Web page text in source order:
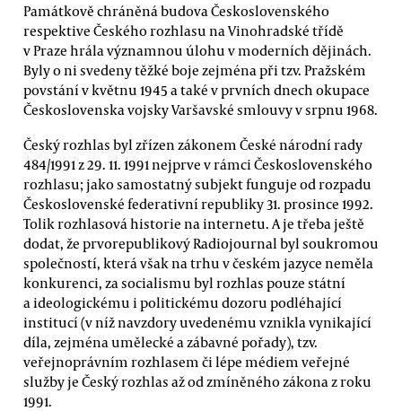
Památkově chráněná budova Československého
respektive Českého rozhlasu na Vinohradské třídě
v Praze hrála významnou úlohu v moderních dějinách.
Byly o ni svedeny těžké boje zejména při tzv. Pražském
povstání v květnu 1945 a také v prvních dnech okupace
Československa vojsky Varšavské smlouvy v srpnu 1968.
Český rozhlas byl zřízen zákonem České národní rady
484/1991 z 29. 11. 1991 nejprve v rámci Československého
rozhlasu; jako samostatný subjekt funguje od rozpadu
Československé federativní republiky 31. prosince 1992.
Tolik rozhlasová historie na internetu. A je třeba ještě
dodat, že prvorepublikový Radiojournal byl soukromou
společností, která však na trhu v českém jazyce neměla
konkurenci, za socialismu byl rozhlas pouze státní
a ideologickému i politickému dozoru podléhající
institucí (v níž navzdory uvedenému vznikla vynikající
díla, zejména umělecké a zábavné pořady), tzv.
veřejnoprávním rozhlasem či lépe médiem veřejné
služby je Český rozhlas až od zmíněného zákona z roku
1991.